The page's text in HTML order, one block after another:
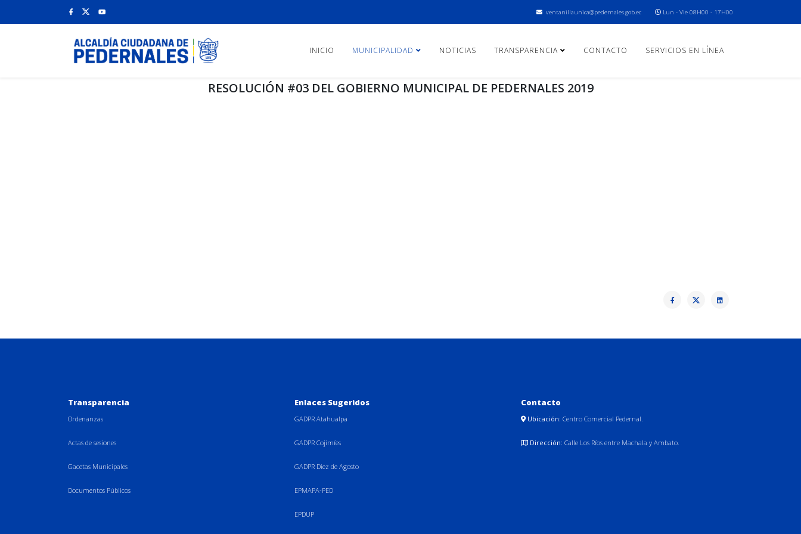
ventanillaunica@pedernales.gob.ec Lun - Vie 08H00 - 17H00
INICIO MUNICIPALIDAD NOTICIAS TRANSPARENCIA CONTACTO SERVICIOS EN LÍNEA
RESOLUCIÓN #03 DEL GOBIERNO MUNICIPAL DE PEDERNALES 2019
Transparencia
Ordenanzas
Actas de sesiones
Gacetas Municipales
Documentos Públicos
Enlaces Sugeridos
GADPR Atahualpa
GADPR Cojimíes
GADPR Diez de Agosto
EPMAPA-PED
EPDUP
Contacto
Ubicación: Centro Comercial Pedernal.
Dirección: Calle Los Ríos entre Machala y Ambato.